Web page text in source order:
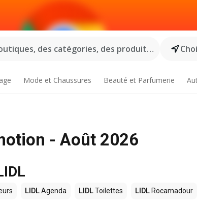
des catégories, des produits...
Mode et Chaussures Beauté et Parfumerie
- Août 2026
LIDLAgenda LIDLToilettes LIDL Rocamadour